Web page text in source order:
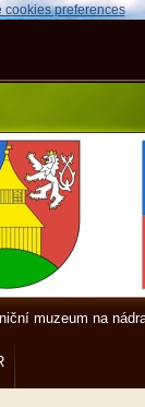
cookies preferences
muzeum na